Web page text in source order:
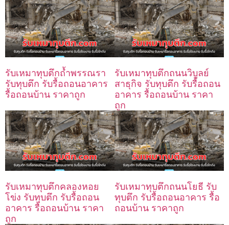
รับเหมาทุบตึกถ้ำพรรณรา
รับทุบตึก รับรื้อถอนอาคาร
รื้อถอนบ้าน ราคาถูก
รับเหมาทุบตึกถนนวิบูลย์
สาธุกิจ รับทุบตึก รับรื้อถอน
อาคาร รื้อถอนบ้าน ราคา
ถูก
รับเหมาทุบตึกคลองหอย
โข่ง รับทุบตึก รับรื้อถอน
อาคาร รื้อถอนบ้าน ราคา
ถูก
รับเหมาทุบตึกถนนโยธี รับ
ทุบตึก รับรื้อถอนอาคาร รื้อ
ถอนบ้าน ราคาถูก